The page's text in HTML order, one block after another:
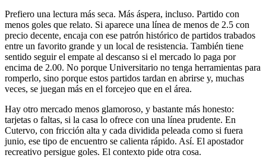
Prefiero una lectura más seca. Más áspera, incluso. Partido con
menos goles que relato. Si aparece una línea de menos de 2.5 con
precio decente, encaja con ese patrón histórico de partidos trabados
entre un favorito grande y un local de resistencia. También tiene
sentido seguir el empate al descanso si el mercado lo paga por
encima de 2.00. No porque Universitario no tenga herramientas para
romperlo, sino porque estos partidos tardan en abrirse y, muchas
veces, se juegan más en el forcejeo que en el área.
Hay otro mercado menos glamoroso, y bastante más honesto:
tarjetas o faltas, si la casa lo ofrece con una línea prudente. En
Cutervo, con fricción alta y cada dividida peleada como si fuera
junio, ese tipo de encuentro se calienta rápido. Así. El apostador
recreativo persigue goles. El contexto pide otra cosa.